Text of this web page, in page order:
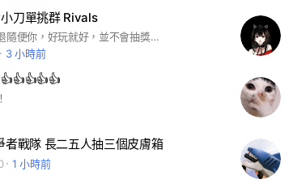
刀單挑群 Rivals
要加要退隨便你，好玩就好，並不會抽獎，本人很窮😁
3 小時前
者戰隊 長二五人抽三個皮膚箱
1 小時前